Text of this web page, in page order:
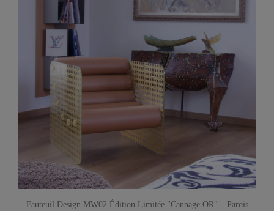
Fauteuil Design MW02 Édition Limitée "Cannage OR" – Parois